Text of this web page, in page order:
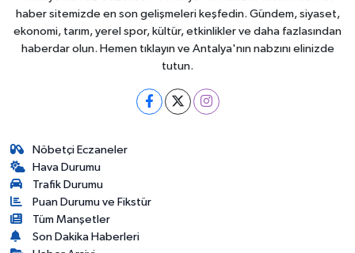
haber sitemizde en son gelişmeleri keşfedin. Gündem, siyaset,
ekonomi, tarım, yerel spor, kültür, etkinlikler ve daha fazlasından
haberdar olun. Hemen tıklayın ve Antalya'nın nabzını elinizde
tutun.
Nöbetçi Eczaneler
Hava Durumu
Trafik Durumu
Puan Durumu ve Fikstür
Tüm Manşetler
Son Dakika Haberleri